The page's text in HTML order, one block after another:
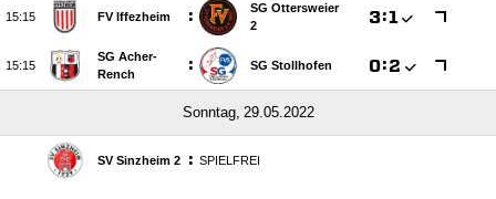
 FV Iffezheim :
SG Ottersweier
2
:

SG Acher-
Rench
: SG Stollhofen :
 
SV Sinzheim 2 : SPIELFREI